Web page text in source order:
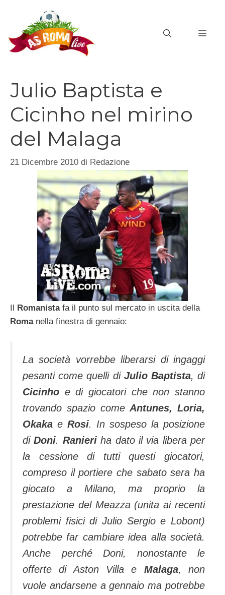
contenuto
Julio Baptista e
Cicinho nel mirino
del Malaga
21 Dicembre 2010 di Redazione
Romanista fa il punto sul mercato in uscita della
Roma nella finestra di gennaio:
La società vorrebbe liberarsi di ingaggi
pesanti come quelli di Julio Baptista, di
Cicinho e di giocatori che non stanno
trovando spazio comeAntunes, Loria,
Okaka e Rosi. In sospeso la posizione
diDoni. Ranieriha dato il via libera per
la cessione di tutti questi giocatori,
compreso il portiere che sabato sera ha
giocato a Milano, ma proprio la
prestazione del Meazza (unita ai recenti
problemi fisici di Julio Sergio e Lobont)
potrebbe far cambiare idea alla società.
Anche perché Doni, nonostante le
offerte di Aston Villa e Malaga, non
vuole andarsene a gennaio ma potrebbe